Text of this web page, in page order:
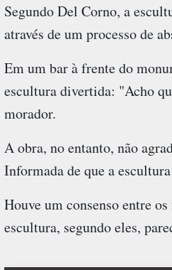
Segundo Del Corno, a
através de um processo de
Em um bar à frente do
escultura divertida: "Acho
morador.
A obra, no entanto, não
Informada de que a
Houve um consenso entre
escultura, segundo eles,